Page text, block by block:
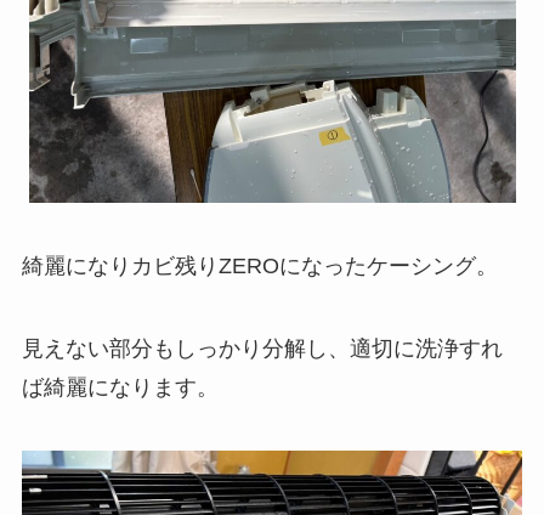
綺麗になりカビ残りZEROになったケーシング。
見えない部分もしっかり分解し、適切に洗浄すれ
ば綺麗になります。